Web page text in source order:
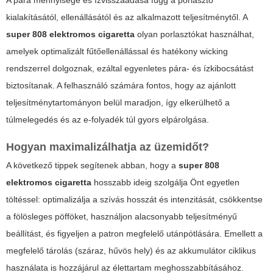
kialakításától, ellenállásától és az alkalmazott teljesítménytől. A
super 808 elektromos cigaretta olyan porlasztókat használhat,
amelyek optimalizált fűtőellenállással és hatékony wicking
rendszerrel dolgoznak, ezáltal egyenletes pára- és ízkibocsátást
biztosítanak. A felhasználó számára fontos, hogy az ajánlott
teljesítménytartományon belül maradjon, így elkerülhető a
túlmelegedés és az e-folyadék túl gyors elpárolgása.
Hogyan maximalizálhatja az üzemidőt?
A következő tippek segítenek abban, hogy a super 808
elektromos cigaretta hosszabb ideig szolgálja Önt egyetlen
töltéssel: optimalizálja a szívás hosszát és intenzitását, csökkentse
a fölösleges pöfföket, használjon alacsonyabb teljesítményű
beállítást, és figyeljen a patron megfelelő utánpótlására. Emellett a
megfelelő tárolás (száraz, hűvös hely) és az akkumulátor ciklikus
használata is hozzájárul az élettartam meghosszabbításához.